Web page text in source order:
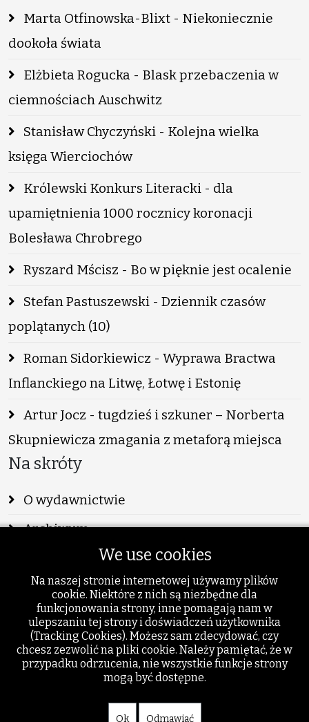
Marta Otfinowska-Blixt - Niekoniecznie
dookoła świata
Elżbieta Rogucka - Blask przebaczenia w
ciemnościach Auschwitz
Stanisław Chyczyński - Kolejna wielka
księga Wierciochów
Królewski Konkurs Literacki - dla
upamiętnienia 1000 rocznicy koronacji
Bolesława Chrobrego
Ryszard Mścisz - Bo w pięknie jest ocalenie
Stefan Pastuszewski - Dziennik czasów
poplątanych (10)
Roman Sidorkiewicz - Wyprawa Bractwa
Inflanckiego na Litwę, Łotwę i Estonię
Artur Jocz - tugdzieś i szkuner – Norberta
Skupniewicza zmagania z metaforą miejsca
Na skróty
O wydawnictwie
Archiwum
Publikacje
Szukaj
Dodatki
We use cookies
Na naszej stronie internetowej używamy plików
cookie. Niektóre z nich są niezbędne dla
funkcjonowania strony, inne pomagają nam w
ulepszaniu tej strony i doświadczeń użytkownika
(Tracking Cookies). Możesz sam zdecydować, czy
chcesz zezwolić na pliki cookie. Należy pamiętać, że w
przypadku odrzucenia, nie wszystkie funkcje strony
mogą być dostępne.
Ok Odmawiać